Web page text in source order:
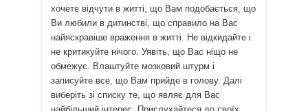
хочете відчути в житті, що Вам подобається, що
Ви любили в дитинстві, що справило на Вас
найяскравіше враження в житті. Не відкидайте і
не критикуйте нічого. Уявіть, що Вас ніщо не
обмежує. Влаштуйте мозковий штурм і
записуйте все, що Вам прийде в голову. Далі
виберіть зі списку те, що являє для Вас